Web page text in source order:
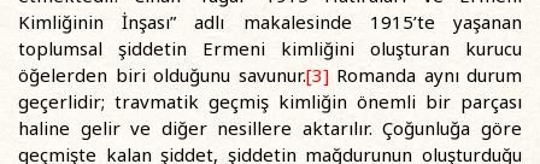
Kimliğinin İnşası” adlı makalesinde 1915’te yaşanan
toplumsal şiddetin Ermeni kimliğini oluşturan kurucu
öğelerden biri olduğunu savunur.[3]Romanda aynı durum
geçerlidir; travmatik geçmiş kimliğin önemli bir parçası
haline gelir ve diğer nesillere aktarılır. Çoğunluğa göre
geçmişte kalan şiddet, şiddetin mağdurunun oluşturduğu